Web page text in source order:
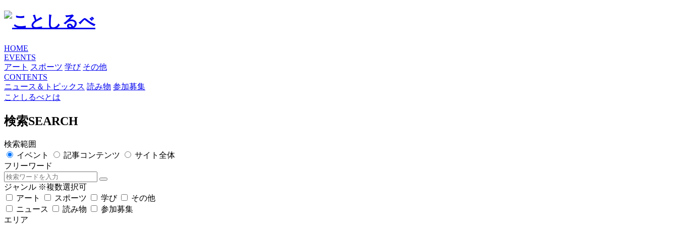
HOME
EVENTS
アート スポーツ 学び その他
CONTENTS
ニュース＆トピックス 読み物 参加募集
ことしるべとは
検索SEARCH
検索範囲
イベント
記事コンテンツ
サイト全体
フリーワード
ジャンル ※複数選択可
アート
スポーツ 学び
その他
ニュース
読み物
参加募集
エリア